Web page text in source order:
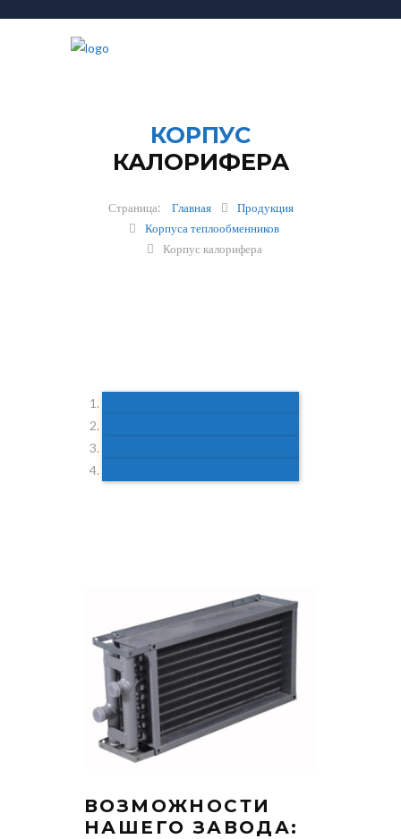
КОРПУС
КАЛОРИФЕРА
Главная
Продукция
Корпуса теплообменников
Корпус калорифера
ВОЗМОЖНОСТИ
НАШЕГО ЗАВОДА: